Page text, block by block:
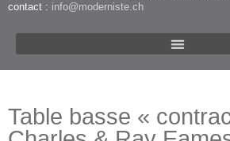
contact : info@moderniste.ch
Table basse «